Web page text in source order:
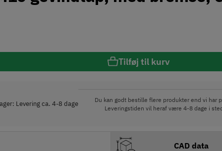
Tilføj til kurv
Levering ca. 4-8 dage
Du kan godt bestille flere produkter end vi har
Leveringstiden vil heraf være 4-8 dage i
CAD data